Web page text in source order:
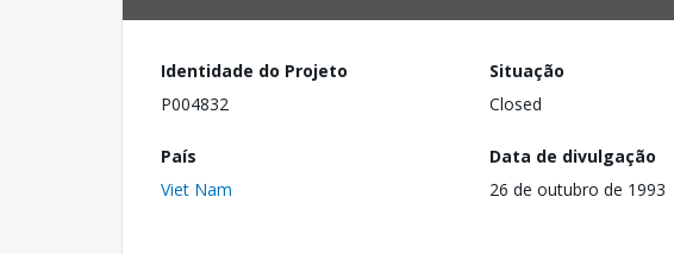
Identidade do Projeto
P004832
Situação
Closed
País
Viet Nam
Data de divulgação
26 de outubro de 1993